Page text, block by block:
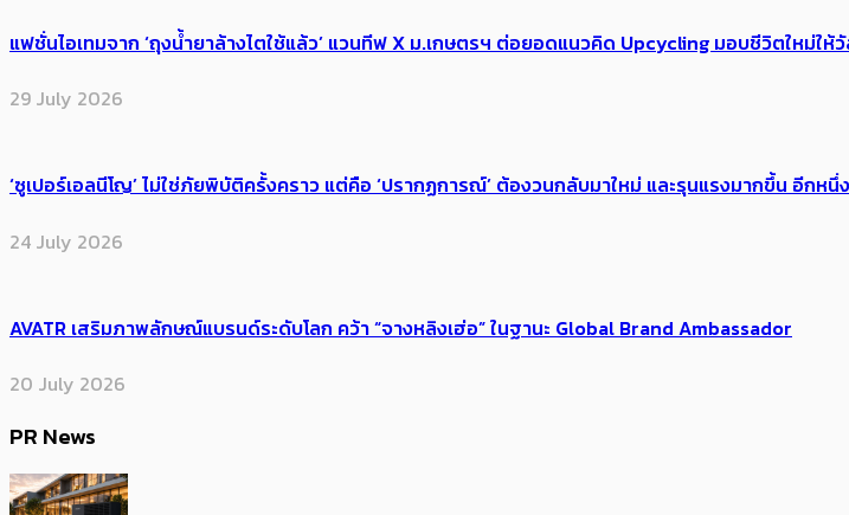
แฟชั่นไอเทมจาก ‘ถุงน้ำยาล้างไตใช้แล้ว’ แวนทีฟ X ม.เกษตรฯ ต่อยอดแนวคิด Upcycling มอบชีวิตใหม่ให้
29 July 2026
‘ซูเปอร์เอลนีโญ’ ไม่ใช่ภัยพิบัติครั้งคราว แต่คือ ‘ปรากฏการณ์’ ​ต้อง​วนกลับมาใหม่ และรุนแรงมากขึ้น อีก
24 July 2026
AVATR เสริมภาพลักษณ์แบรนด์ระดับโลก คว้า “จางหลิงเฮ่อ” ในฐานะ Global Brand Ambassador
20 July 2026
PR News